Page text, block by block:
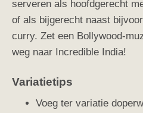
serveren als hoofdgerecht
of als bijgerecht naast
curry. Zet een Bollywood-
weg naar Incredible India!
Variatietips
Voeg ter variatie